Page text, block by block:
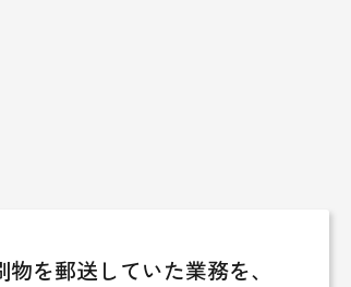
を郵送していた業務を、